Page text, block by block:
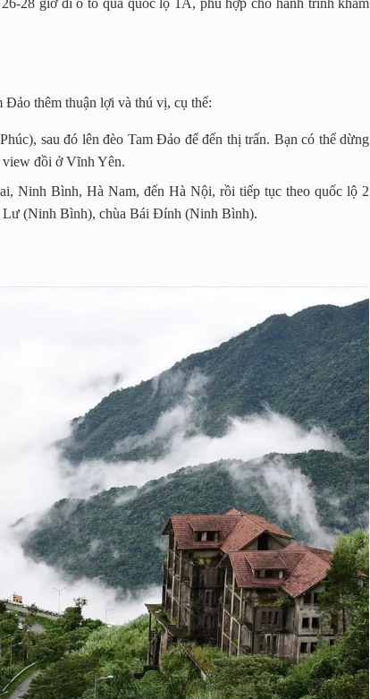
28 giờ đi ô tô qua quốc lộ 1A, phù hợp cho hành trình khám
thêm thuận lợi và thú vị, cụ thể:
sau đó lên đèo Tam Đảo để đến thị trấn. Bạn có thể dừng
view đồi ở Vĩnh Yên.
Ninh Bình, Hà Nam, đến Hà Nội, rồi tiếp tục theo quốc lộ 2
Lư (Ninh Bình), chùa Bái Đính (Ninh Bình).